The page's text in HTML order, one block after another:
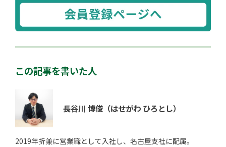
この記事を書いた人
長谷川 博俊 （はせがわ ひろとし）
2019年折兼に営業職として入社し、名古屋支社に配属。